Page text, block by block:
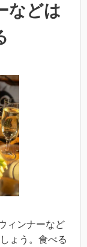
などは
ィンナーなど
ょう。食べる